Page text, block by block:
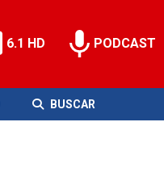
6.1 HD PODCAST
BUSCAR